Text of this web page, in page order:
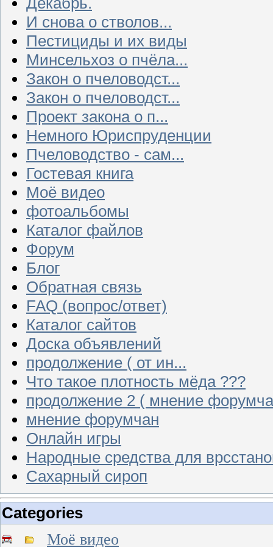
И снова о стволов...
Пестициды и их виды
Минсельхоз о пчёла...
Закон о пчеловодст...
Закон о пчеловодст...
Проект закона о п...
Немного Юриспруденции
Пчеловодство - сам...
Гостевая книга
Моё видео
фотоальбомы
Каталог файлов
Форум
Блог
Обратная связь
FAQ (вопрос/ответ)
Каталог сайтов
Доска объявлений
продолжение ( от ин...
Что такое плотность мёда ???
продолжение 2 ( мнение
мнение форумчан
Онлайн игры
Народные средства для
Сахарный сироп
Categories
Моё видео